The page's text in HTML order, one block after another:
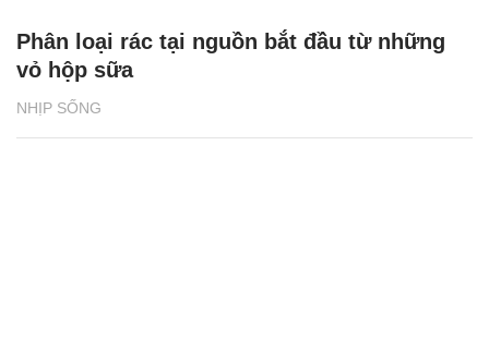
NHỊP SỐNG
Phân loại rác tại nguồn bắt đầu từ những
vỏ hộp sữa